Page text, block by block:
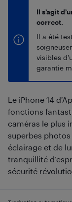
Il s’agit
correct.
Il a été
visibles
garantie
Le iPhone 14
fonctions
caméras le plus
superbes
éclairage et de
tranquillité
sécurité